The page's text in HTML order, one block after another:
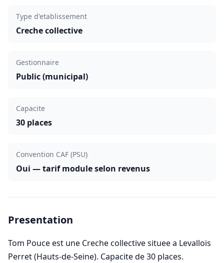
Type d'etablissement
Creche collective
Gestionnaire
Public (municipal)
Capacite
30 places
Convention CAF (PSU)
Oui — tarif module selon revenus
Presentation
Tom Pouce est une Creche collective situee a Levallois
Perret (Hauts-de-Seine). Capacite de 30 places.